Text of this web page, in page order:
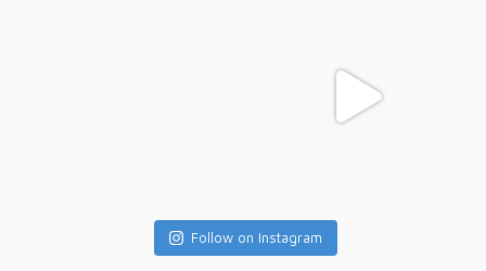
Follow on Instagram